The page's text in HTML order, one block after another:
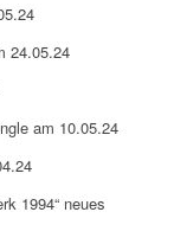
24.05.24
am 10.05.24
1994“ neues